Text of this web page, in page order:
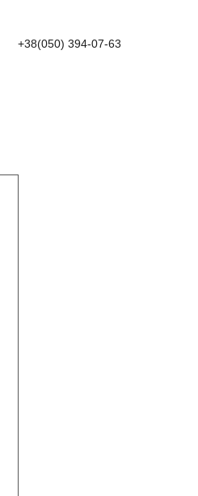
+38(050) 394-07-63